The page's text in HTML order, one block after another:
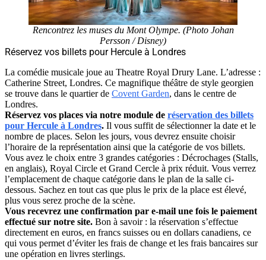
Rencontrez les muses du Mont Olympe. (Photo Johan
Persson / Disney)
Réservez vos billets pour Hercule à Londres
La comédie musicale joue au Theatre Royal Drury Lane. L’adresse :
Catherine Street, Londres. Ce magnifique théâtre de style georgien
se trouve dans le quartier de Covent Garden, dans le centre de
Londres.
Réservez vos places via notre module de réservation des billets
pour Hercule à Londres. Il vous suffit de sélectionner la date et le
nombre de places. Selon les jours, vous devrez ensuite choisir
l’horaire de la représentation ainsi que la catégorie de vos billets.
Vous avez le choix entre 3 grandes catégories : Décrochages (Stalls,
en anglais), Royal Circle et Grand Cercle à prix réduit. Vous verrez
l’emplacement de chaque catégorie dans le plan de la salle ci-
dessous. Sachez en tout cas que plus le prix de la place est élevé,
plus vous serez proche de la scène.
Vous recevrez une confirmation par e-mail une fois le paiement
effectué sur notre site. Bon à savoir : la réservation s’effectue
directement en euros, en francs suisses ou en dollars canadiens, ce
qui vous permet d’éviter les frais de change et les frais bancaires sur
une opération en livres sterlings.